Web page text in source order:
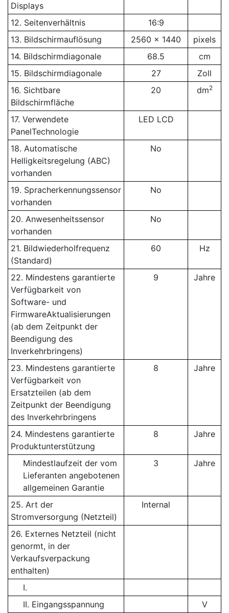
Displays
12. Seitenverhältnis
16:9
13. Bildschirmauflösung
2560 x 1440
pixels
14. Bildschirmdiagonale
68.5
cm
15. Bildschirmdiagonale
27
Zoll
16. Sichtbare
Bildschirmfläche
20 dm2
17. Verwendete
PanelTechnologie
LED LCD
18. Automatische
Helligkeitsregelung (ABC)
vorhanden
No
19. Spracherkennungssensor
vorhanden
No
20. Anwesenheitssensor
vorhanden
No
21. Bildwiederholfrequenz
(Standard)
60 Hz
22. Mindestens garantierte
Verfügbarkeit von
Software- und
FirmwareAktualisierungen
(ab dem Zeitpunkt der
Beendigung des
Inverkehrbringens)
9 Jahre
23. Mindestens garantierte
Verfügbarkeit von
Ersatzteilen (ab dem
Zeitpunkt der Beendigung
des Inverkehrbringens
8 Jahre
24. Mindestens garantierte
Produktunterstützung
8 Jahre
Mindestlaufzeit der vom
Lieferanten angebotenen
allgemeinen Garantie
3 Jahre
25. Art der
Stromversorgung (Netzteil)
Internal
26. Externes Netzteil (nicht
genormt, in der
Verkaufsverpackung
enthalten)
I.
II. Eingangsspannung
V